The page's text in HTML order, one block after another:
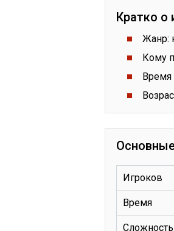
Кратко о
Жанр:
Кому
Время
Игроков
Время
Сложность